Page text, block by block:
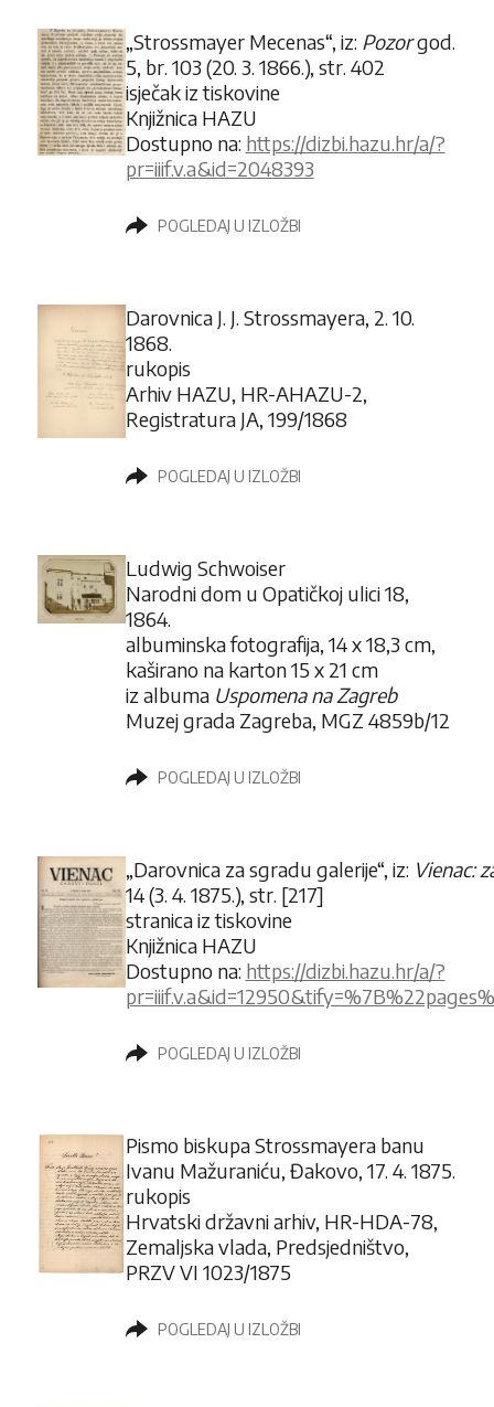
„Strossmayer Mecenas“, iz: Pozorgod.
5, br. 103 (20. 3. 1866.), str. 402
isječak iz tiskovine
Knjižnica HAZU
Dostupno na: https://dizbi.hazu.hr/a/?
pr=iiif.v.a&id=2048393
POGLEDAJ U IZLOŽBI
Darovnica J. J. Strossmayera, 2. 10.
1868.
rukopis
Arhiv HAZU, HR-AHAZU-2,
Registratura JA, 199/1868
POGLEDAJ U IZLOŽBI
Ludwig Schwoiser
Narodni dom u Opatičkoj ulici 18,
1864.
albuminska fotografija, 14 x 18,3 cm,
kaširano na karton 15 x 21 cm
iz albuma Uspomena na Zagreb
Muzej grada Zagreba, MGZ 4859b/12
POGLEDAJ U IZLOŽBI
„Darovnica za sgradu galerije“, iz: Vienac:
14 (3. 4. 1875.), str. [217]
stranica iz tiskovine
Knjižnica HAZU
Dostupno na: https://dizbi.hazu.hr/a/?
POGLEDAJ U IZLOŽBI
Pismo biskupa Strossmayera banu
Ivanu Mažuraniću, Đakovo, 17. 4. 1875.
rukopis
Hrvatski državni arhiv, HR-HDA-78,
Zemaljska vlada, Predsjedništvo,
PRZV VI 1023/1875
POGLEDAJ U IZLOŽBI